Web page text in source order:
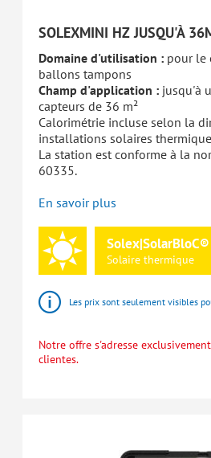
SOLEXMINI HZ JUSQU'À
Domaine d'utilisation : pour le
ballons tampons
Champ d'application : jusqu'à
capteurs de 36 m²
Calorimétrie incluse selon la
installations solaires
La station est conforme à la
60335.
En savoir plus
Solex|SolarBloC®
Solaire thermique
Les prix sont seulement visibles
Notre offre s'adresse
clientes.